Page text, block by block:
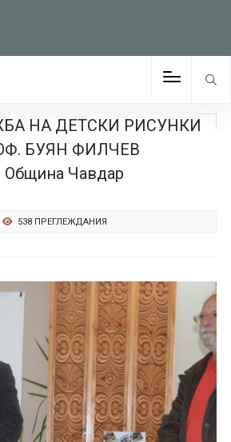
НА ДЕТСКИ РИСУНКИ
БУЯН ФИЛЧЕВ
Община Чавдар
538 ПРЕГЛЕЖДАНИЯ